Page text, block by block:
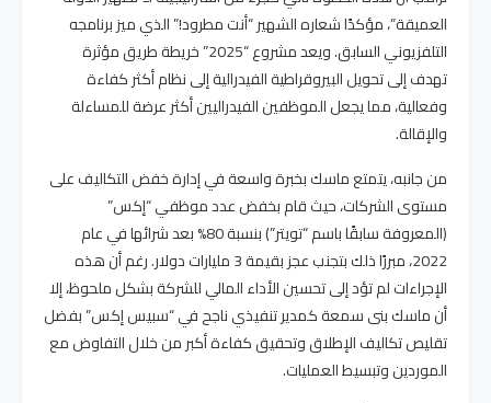
العميقة”، مؤكدًا شعاره الشهير “أنت مطرود!” الذي ميز برنامجه
التلفزيوني السابق. ويعد مشروع “2025” خريطة طريق مؤثرة
تهدف إلى تحويل البيروقراطية الفيدرالية إلى نظام أكثر كفاءة
وفعالية، مما يجعل الموظفين الفيدراليين أكثر عرضة للمساءلة
والإقالة.
من جانبه، يتمتع ماسك بخبرة واسعة في إدارة خفض التكاليف على
مستوى الشركات، حيث قام بخفض عدد موظفي “إكس”
(المعروفة سابقًا باسم “تويتر”) بنسبة 80% بعد شرائها في عام
2022، مبررًا ذلك بتجنب عجز بقيمة 3 مليارات دولار. رغم أن هذه
الإجراءات لم تؤد إلى تحسين الأداء المالي للشركة بشكل ملحوظ، إلا
أن ماسك بنى سمعة كمدير تنفيذي ناجح في “سبيس إكس” بفضل
تقليص تكاليف الإطلاق وتحقيق كفاءة أكبر من خلال التفاوض مع
الموردين وتبسيط العمليات.